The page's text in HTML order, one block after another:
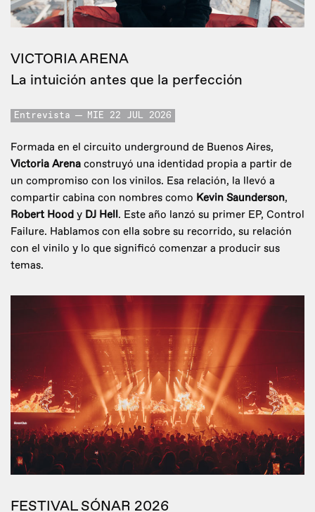
VICTORIA ARENA
La intuición antes que la perfección
Entrevista MIE 22 JUL 2026
Formada en el circuito underground de Buenos Aires,
Victoria Arena construyó una identidad propia a partir de
un compromiso con los vinilos. Esa relación, la llevó a
compartir cabina con nombres como Kevin Saunderson,
Robert Hood y DJ Hell. Este año lanzó su primer EP, Control
Failure. Hablamos con ella sobre su recorrido, su relación
con el vinilo y lo que significó comenzar a producir sus
temas.
FESTIVAL SÓNAR 2026